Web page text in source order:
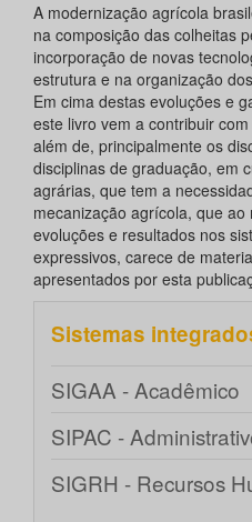
A modernização agrícola
na composição das colheitas
incorporação de novas
estrutura e na organização
Em cima destas evoluções e
este livro vem a contribuir
além de, principalmente os
disciplinas de graduação, em
agrárias, que tem a
mecanização agrícola, que
evoluções e resultados nos
expressivos, carece de
apresentados por esta
Sistemas
SIGAA - Acadêmico
SIPAC -
SIGRH - Recursos